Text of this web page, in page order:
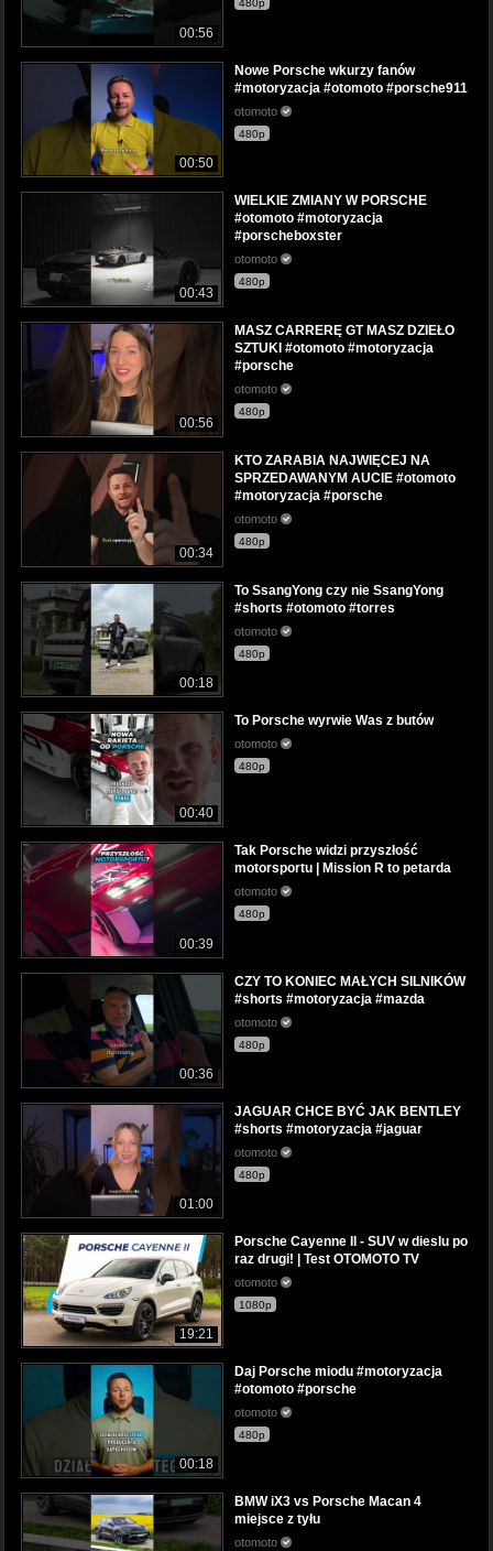
00:56
480p
00:50
Nowe Porsche wkurzy fanów
#motoryzacja #otomoto #porsche911
otomoto
480p
00:43
WIELKIE ZMIANY W PORSCHE
#otomoto #motoryzacja
#porscheboxster
otomoto
480p
00:56
MASZ CARRERĘ GT MASZ DZIEŁO
SZTUKI #otomoto #motoryzacja
#porsche
otomoto
480p
00:34
KTO ZARABIA NAJWIĘCEJ NA
SPRZEDAWANYM AUCIE #otomoto
#motoryzacja #porsche
otomoto
480p
00:18
To SsangYong czy nie SsangYong
#shorts #otomoto #torres
otomoto
480p
00:40
To Porsche wyrwie Was z butów
otomoto
480p
00:39
Tak Porsche widzi przyszłość
motorsportu | Mission R to petarda
otomoto
480p
00:36
CZY TO KONIEC MAŁYCH SILNIKÓW
#shorts #motoryzacja #mazda
otomoto
480p
01:00
JAGUAR CHCE BYĆ JAK BENTLEY
#shorts #motoryzacja #jaguar
otomoto
480p
19:21
Porsche Cayenne II - SUV w dieslu po
raz drugi! | Test OTOMOTO TV
otomoto
1080p
00:18
Daj Porsche miodu #motoryzacja
#otomoto #porsche
otomoto
480p
BMW iX3 vs Porsche Macan 4
miejsce z tyłu
otomoto